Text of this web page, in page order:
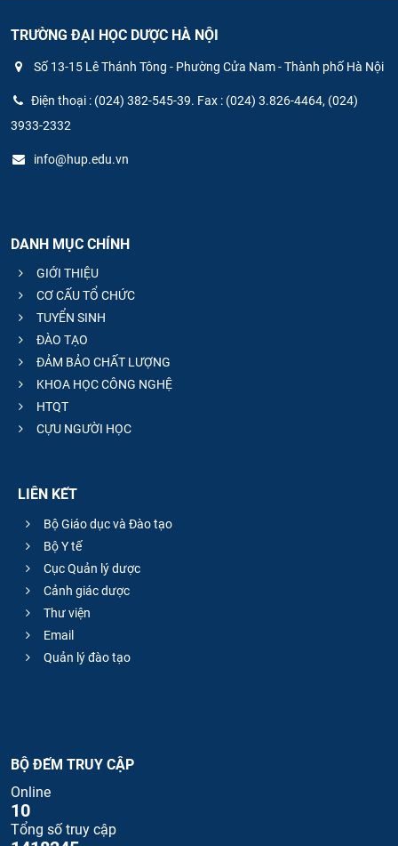
TRƯỜNG ĐẠI HỌC DƯỢC HÀ NỘI
Số 13-15 Lê Thánh Tông - Phường Cửa Nam - Thành phố Hà Nội
Điện thoại : (024) 382-545-39. Fax : (024) 3.826-4464, (024)
3933-2332
info@hup.edu.vn
DANH MỤC CHÍNH
GIỚI THIỆU
CƠ CẤU TỔ CHỨC
TUYỂN SINH
ĐÀO TẠO
ĐẢM BẢO CHẤT LƯỢNG
KHOA HỌC CÔNG NGHỆ
HTQT
CỰU NGƯỜI HỌC
LIÊN KẾT
Bộ Giáo dục và Đào tạo
Bộ Y tế
Cục Quản lý dược
Cảnh giác dược
Thư viện
Email
Quản lý đào tạo
BỘ ĐẾM TRUY CẬP
Online
10
Tổng số truy cập